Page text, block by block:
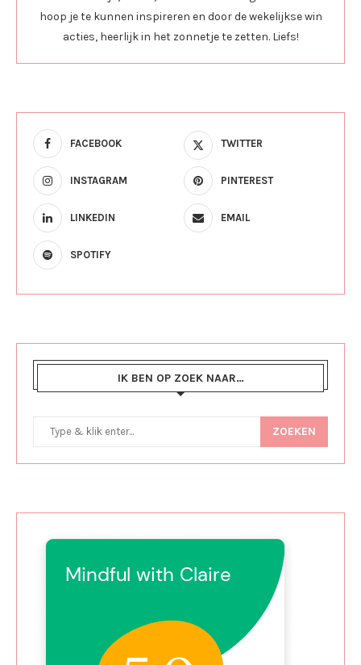
hoop je te kunnen inspireren en door de wekelijkse win
acties, heerlijk in het zonnetje te zetten. Liefs!
FACEBOOK TWITTER
INSTAGRAM PINTEREST
LINKEDIN EMAIL
SPOTIFY
IK BEN OP ZOEK NAAR…
ZOEKEN